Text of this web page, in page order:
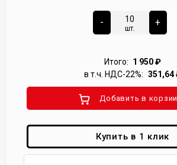
-
шт.
+
Итого: 1 950₽
в т.ч. НДС-22%: 351,64
Добавить в
Купить в 1 клик